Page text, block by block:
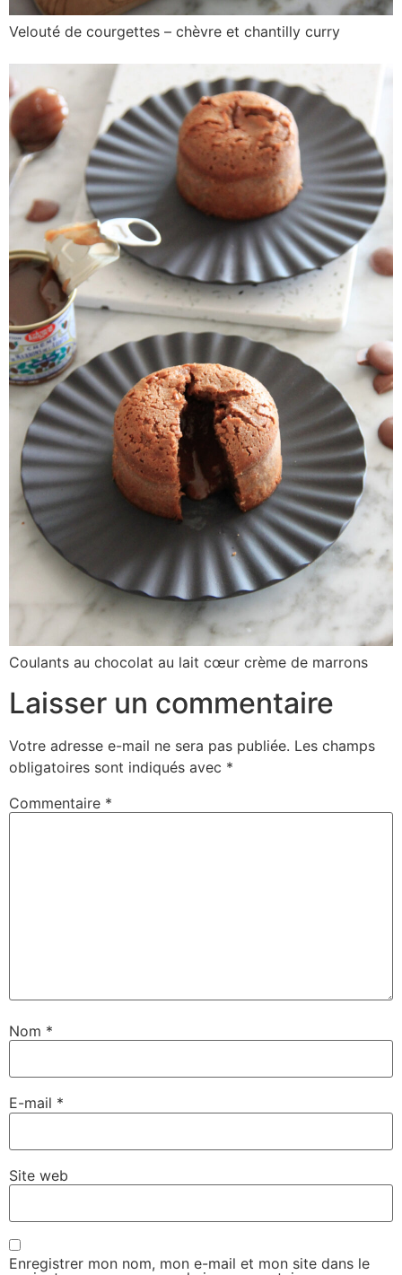
Velouté de courgettes – chèvre et chantilly curry
Coulants au chocolat au lait cœur crème de marrons
Laisser un commentaire
Votre adresse e-mail ne sera pas publiée. Les champs
obligatoires sont indiqués avec *
Commentaire *
Nom *
E-mail *
Site web
Enregistrer mon nom, mon e-mail et mon site dans le